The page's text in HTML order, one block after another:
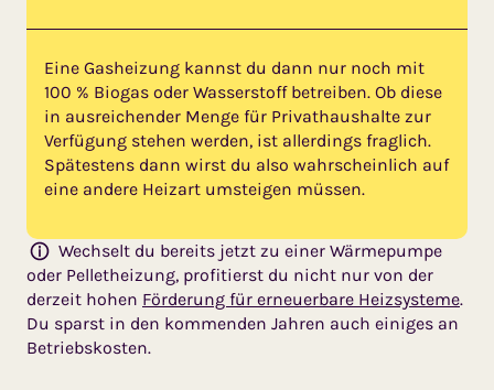
Eine Gasheizung kannst du dann nur noch mit
100 % Biogas oder Wasserstoff betreiben. Ob diese
in ausreichender Menge für Privathaushalte zur
Verfü­gung stehen werden, ist aller­dings fraglich.
Spätestens dann wirst du also wahrscheinlich auf
eine andere Heizart umsteigen müssen.
Wechselt du bereits jetzt zu einer Wärmepumpe
oder Pelletheizung, profitierst du nicht nur von der
derzeit hohen Förderung für erneuer­bare Heizsysteme.
Du sparst in den kommenden Jahren auch einiges an
Betriebskosten.